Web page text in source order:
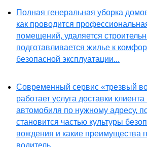
Полная генеральная уборка
как проводится
помещений, удаляется
подготавливается жилье к
безопасной эксплуатации...
Современный сервис «трезвый
работает услуга доставки клиента
автомобиля по нужному адресу,
становится частью культуры
вождения и какие преимущества
водитель...